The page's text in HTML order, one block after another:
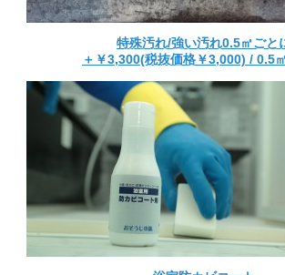
特殊汚れ/強い汚れ0.5㎡ごと
＋￥3,300(税抜価格￥3,000) / 0.5